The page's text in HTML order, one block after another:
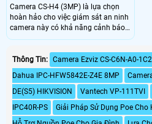
Camera CS-H4 (3MP) là lựa chọn
hoàn hảo cho việc giám sát an ninh
camera này có khả năng cảnh báo
phát hiện người và truyền tải thông
lợi với micro và loa tích hợp để đàm
thoại mọi lúc camera chụp hình
màu đẹp xem ban đêm Full Color
trong khoảng cách 30m.
Thông Tin: Camera Ezviz CS-C6N-A0-
Dahua IPC-HFW5842E-Z4E 8MP
DE(S5) HIKVISION
Vantech VP-111TVI
IPC40R-PS
Giải Pháp Sử Dụng Poe Cho